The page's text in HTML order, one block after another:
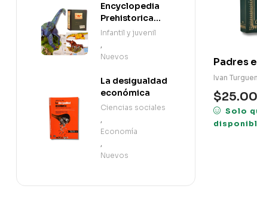
Padres
Ivan
$
Solo
Encyclopedia
Prehistorica
Dinosaurs: The
Up (en Inglés)
Infantil y juvenil
,
Nuevos
La desigualdad
económica
Ciencias sociales
,
Economía
,
Nuevos